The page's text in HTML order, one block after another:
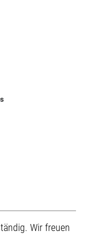
Wir freuen